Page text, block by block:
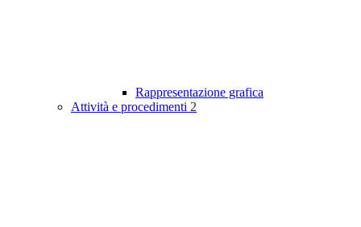
Rappresentazione grafica
Attività e procedimenti 2